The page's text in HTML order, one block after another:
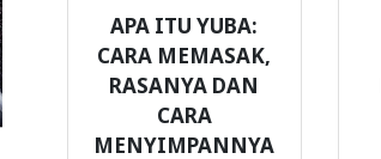
APA ITU YUBA:
CARA MEMASAK,
RASANYA DAN
CARA
MENYIMPANNYA